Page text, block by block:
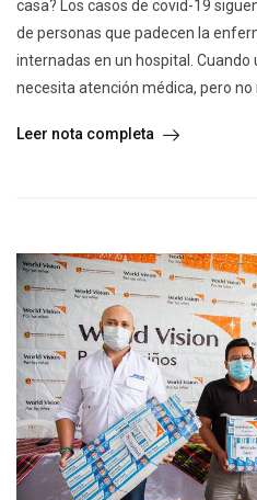
casa? Los casos de covid-19
de personas que padecen la
internadas en un hospital.
necesita atención médica, pero no
Leer nota completa